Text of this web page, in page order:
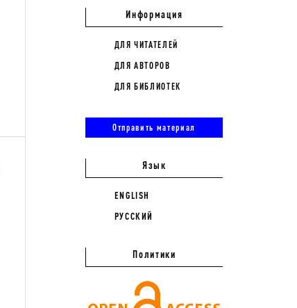
Информация
ДЛЯ ЧИТАТЕЛЕЙ
ДЛЯ АВТОРОВ
ДЛЯ БИБЛИОТЕК
Отправить материал
Язык
ENGLISH
РУССКИЙ
Политики